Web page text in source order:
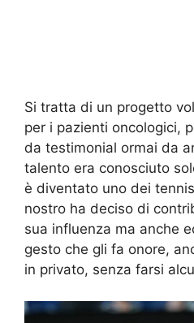
Si tratta di un progetto
per i pazienti oncologici,
da testimonial ormai da
talento era conosciuto
è diventato uno dei
nostro ha deciso di
sua influenza ma anche
gesto che gli fa onore,
in privato, senza farsi